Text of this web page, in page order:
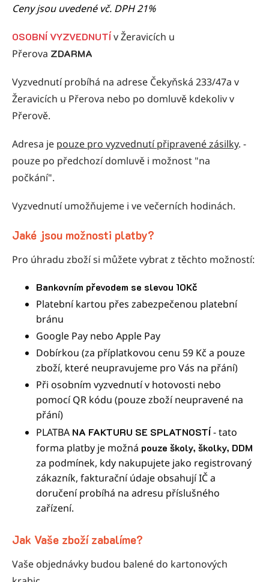
Ceny jsou uvedené vč. DPH 21%
OSOBNÍ VYZVEDNUTÍv Žeravicích u
Přerova ZDARMA
Vyzvednutí probíhá na adrese Čekyňská 233/47a v
Žeravicích u Přerova nebo po domluvě kdekoliv v
Přerově.
Adresa je pouze pro vyzvednutí připravené zásilky. -
pouze po předchozí domluvě i možnost "na
počkání".
Vyzvednutí umožňujeme i ve večerních hodinách.
Jaké jsou možnosti platby?
Pro úhradu zboží si můžete vybrat z těchto možností:
Bankovním převodem se slevou 10Kč
Platební kartou přes zabezpečenou platební
bránu
Google Pay nebo Apple Pay
Dobírkou (za příplatkovou cenu 59 Kč a pouze
zboží, které neupravujeme pro Vás na přání)
Při osobním vyzvednutí v hotovosti nebo
pomocí QR kódu (pouze zboží neupravené na
přání)
PLATBA NA FAKTURU SE SPLATNOSTÍ- tato
forma platby je možná pouze školy, školky, DDM
za podmínek, kdy nakupujete jako registrovaný
zákazník, fakturační údaje obsahují IČ a
doručení probíhá na adresu příslušného
zařízení.
Jak Vaše zboží zabalíme?
Vaše objednávky budou balené do kartonových